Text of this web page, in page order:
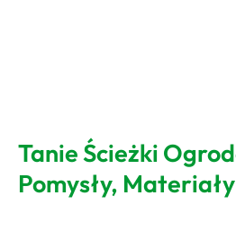
Tanie Ścieżki
Pomysły,